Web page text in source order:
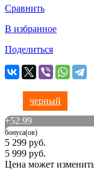
Сравнить
В избранное
Поделиться
черный
+52.99
бонуса(ов)
5 299 руб.
5 999 руб.
Цена может